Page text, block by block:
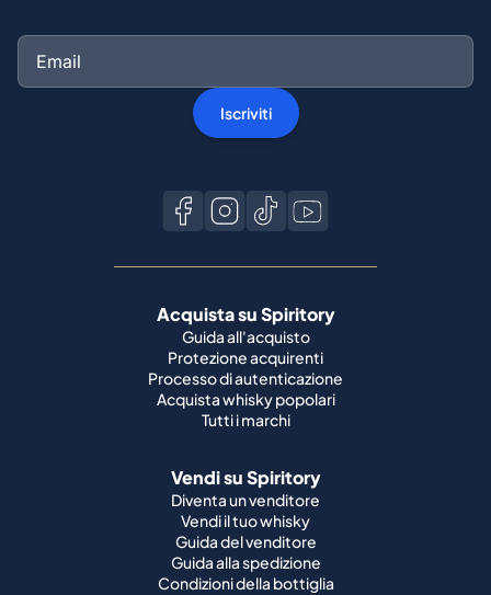
Iscriviti
Acquista su Spiritory
Guida all'acquisto
Protezione acquirenti
Processo di autenticazione
Acquista whisky popolari
Tutti i marchi
Vendi su Spiritory
Diventa un venditore
Vendi il tuo whisky
Guida del venditore
Guida alla spedizione
Condizioni della bottiglia